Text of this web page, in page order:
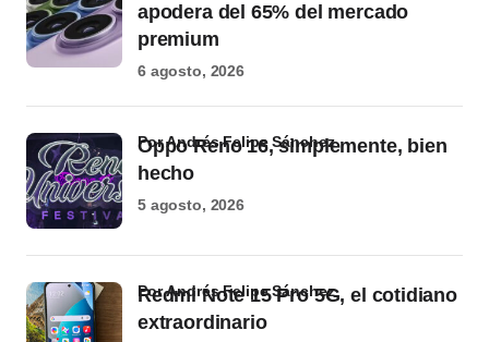
apodera del 65% del mercado
premium
6 agosto, 2026
Oppo Reno 16, simplemente, bien
hecho
por Andrés Felipe Sánchez
5 agosto, 2026
Redmi Note 15 Pro 5G, el cotidiano
extraordinario
por Andrés Felipe Sánchez